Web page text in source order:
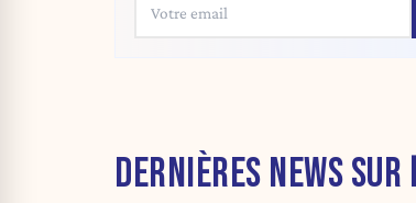
DERNIÈRES NEWS SUR